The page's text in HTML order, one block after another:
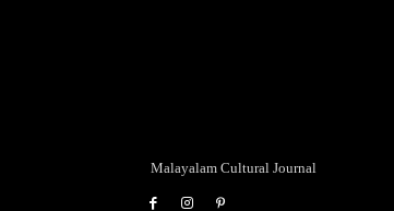
Malayalam Cultural Journal